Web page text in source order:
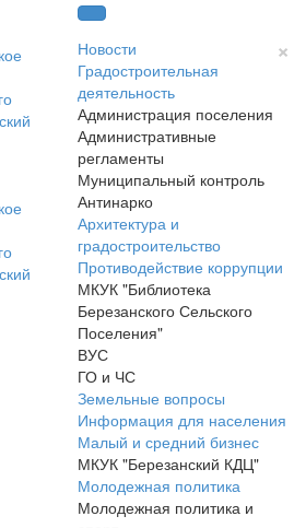
×
Новости
Градостроительная
деятельность
Администрация поселения
Административные
регламенты
Муниципальный контроль
Антинарко
Архитектура и
градостроительство
Противодействие коррупции
МКУК "Библиотека
Березанского Сельского
Поселения"
ВУС
ГО и ЧС
Земельные вопросы
Информация для населения
Малый и средний бизнес
МКУК "Березанский КДЦ"
Молодежная политика
Молодежная политика и